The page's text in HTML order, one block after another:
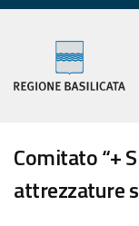
Comitato “+
attrezzature